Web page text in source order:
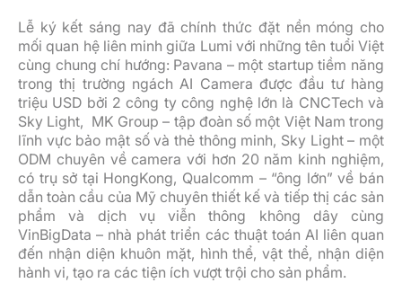
Lễ ký kết sáng nay đã chính thức đặt nền móng cho
mối quan hệ liên minh giữa Lumi với những tên tuổi Việt
cùng chung chí hướng: Pavana – một startup tiềm năng
trong thị trường ngách AI Camera được đầu tư hàng
triệu USD bởi 2 công ty công nghệ lớn là CNCTech và
Sky Light, MK Group – tập đoàn số một Việt Nam trong
lĩnh vực bảo mật số và thẻ thông minh, Sky Light – một
ODM chuyên về camera với hơn 20 năm kinh nghiệm,
có trụ sở tại HongKong, Qualcomm – “ông lớn” về bán
dẫn toàn cầu của Mỹ chuyên thiết kế và tiếp thị các sản
phẩm và dịch vụ viễn thông không dây cùng
VinBigData – nhà phát triển các thuật toán AI liên quan
đến nhận diện khuôn mặt, hình thể, vật thể, nhận diện
hành vi, tạo ra các tiện ích vượt trội cho sản phẩm.